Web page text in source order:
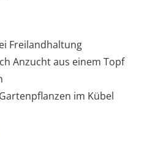
Freilandhaltung
Anzucht aus einem Topf
im Kübel